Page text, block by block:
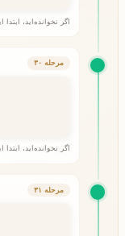
اگر نخوانده‌اید، ابتدا
مرحله ۳۰
اگر نخوانده‌اید، ابتدا
مرحله ۳۱